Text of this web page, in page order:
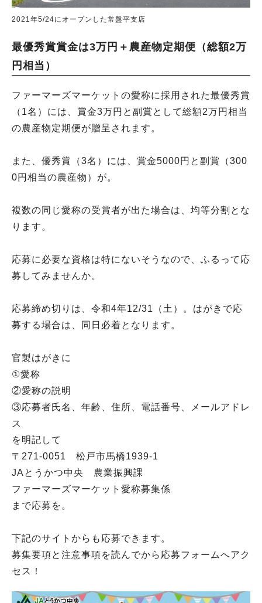
2021年5/24にオープンした常盤平支店
最優秀賞賞金は3万円＋農産物定期便（総額2万
円相当）
ファーマーズマーケットの愛称に採用された最優秀賞
（1名）には、賞金3万円と副賞として総額2万円相当
の農産物定期便が贈呈されます。
また、優秀賞（3名）には、賞金5000円と副賞（300
0円相当の農産物）が。
複数の同じ愛称の受賞者が出た場合は、均等分割とな
ります。
応募に必要な資格は特にないそうなので、ふるって応
募してみませんか。
応募締め切りは、令和4年12/31（土）。はがきで応
募する場合は、同日必着となります。
官製はがきに
①愛称
②愛称の説明
③応募者氏名、年齢、住所、電話番号、メールアドレ
ス
を明記して
〒271-0051 松戸市馬橋1939-1
JAとうかつ中央 農業振興課
ファーマーズマーケット愛称募集係
まで応募を。
下記のサイトからも応募できます。
募集要項と注意事項を読んでから応募フォームへアク
セス！